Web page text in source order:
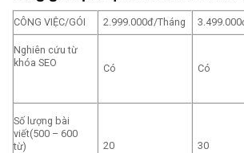
CÔNG VIỆC/GÓI 2.999.000đ/Tháng
Nghiên cứu từ
khóa SEO
Có Có
Số lượng bài
viết(500 – 600
từ)
20 30